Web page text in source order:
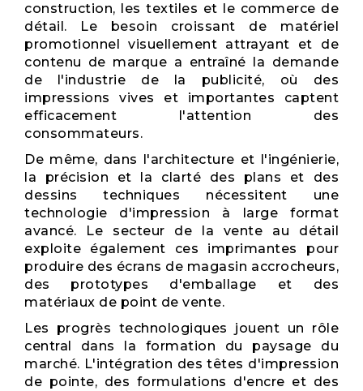
construction, les textiles et le commerce de
détail. Le besoin croissant de matériel
promotionnel visuellement attrayant et de
contenu de marque a entraîné la demande
de l'industrie de la publicité, où des
impressions vives et importantes captent
efficacement l'attention des
consommateurs.
De même, dans l'architecture et l'ingénierie,
la précision et la clarté des plans et des
dessins techniques nécessitent une
technologie d'impression à large format
avancé. Le secteur de la vente au détail
exploite également ces imprimantes pour
produire des écrans de magasin accrocheurs,
des prototypes d'emballage et des
matériaux de point de vente.
Les progrès technologiques jouent un rôle
central dans la formation du paysage du
marché. L'intégration des têtes d'impression
de pointe, des formulations d'encre et des